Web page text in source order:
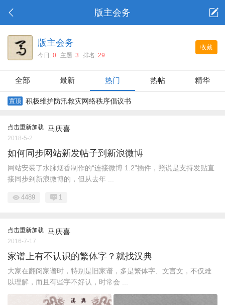
版主会务
收藏
版主会务
今日: 0 主题: 3 排名: 29
全部 最新 热门 热帖 精华
置顶 积极维护防汛救灾网络秩序倡议书
点击重新加载 马庆喜
2018-5-2
如何同步网站新发帖子到新浪微博
网站安装了水脉烟香制作的“连接微博 1.2”插件，照说是支持发贴直
接同步到新浪微博的，但从去年 ...
4489 1
点击重新加载 马庆喜
2016-7-17
家谱上有不认识的繁体字？就找汉典
大家在翻阅家谱时，特别是旧家谱，多是繁体字、文言文，不仅难
以理解，而且有些字不好认，时常会 ...